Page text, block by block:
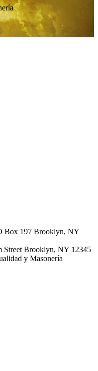
Box 197 Brooklyn, NY
Street Brooklyn, NY 12345
y Masonería